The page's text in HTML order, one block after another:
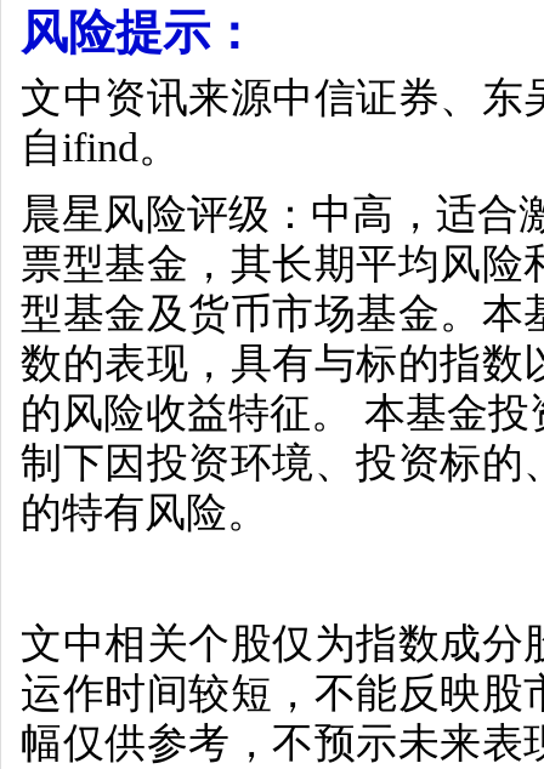
风险提示：
文中资讯来源中信证券、
自ifind。
晨星风险评级：中高，适合
票型基金，其长期平均风
型基金及货币市场基金。本
数的表现，具有与标的指数
的风险收益特征。 本基金
制下因投资环境、投资标的
的特有风险。
文中相关个股仅为指数成
运作时间较短，不能反映
幅仅供参考，不预示未来